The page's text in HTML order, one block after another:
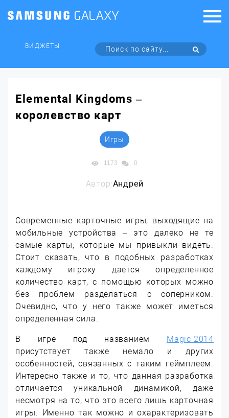
ВИДЖЕТЫ
Elemental Kingdoms –
королевство карт
Игры
1173 0
Автор:Андрей
Современные карточные игры, выходящие на
мобильные устройства – это далеко не те
самые карты, которые мы привыкли видеть.
Стоит сказать, что в подобных разработках
каждому игроку дается определенное
количество карт, с помощью которых можно
без проблем разделаться с соперником.
Очевидно, что у него также может иметься
определенная сила.
В игре под названием Magic 2014
присутствует также немало и других
особенностей, связанных с таким геймплеем.
Интересно также и то, что данная разработка
отличается уникальной динамикой, даже
несмотря на то, что это всего лишь карточная
игры. Именно так можно и охарактеризовать